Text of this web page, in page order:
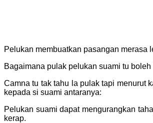
Pelukan membuatkan pasangan merasa
Bagaimana pulak pelukan suami tu
Camna tu tak tahu la pulak tapi menurut
kepada si suami antaranya:
Pelukan suami dapat mengurangkan
kerap.